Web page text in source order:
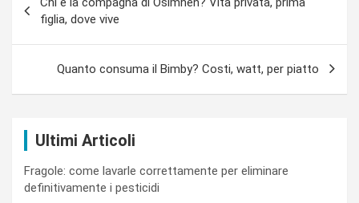
articoli
figlia, dove vive
Quanto consuma il Bimby? Costi, watt, per piatto
Ultimi Articoli
Fragole: come lavarle correttamente per eliminare
definitivamente i pesticidi